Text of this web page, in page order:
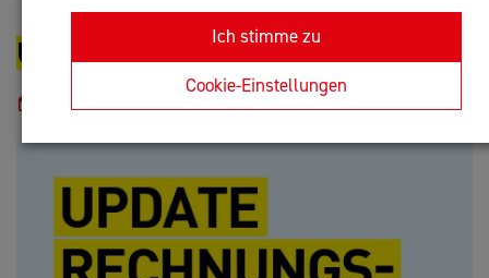
Ich stimme zu
Cookie-Einstellungen
UPDATE RECHNUNGSWESEN
15.10.2026 17:30 - 20:00 WKOÖ